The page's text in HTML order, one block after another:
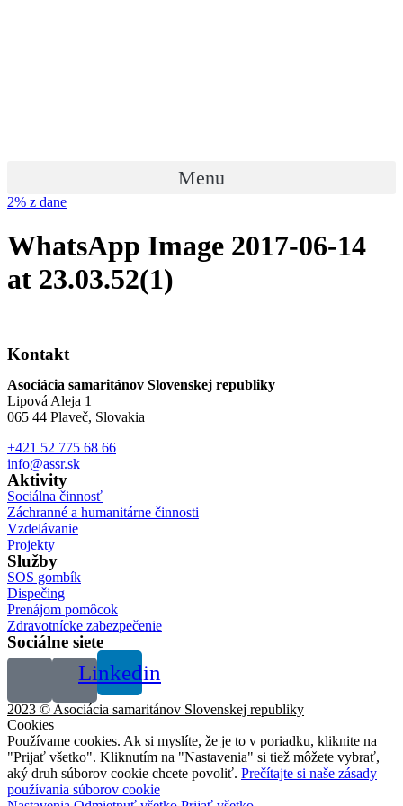
Menu
2% z dane
WhatsApp Image 2017-06-14
at 23.03.52(1)
Kontakt
Asociácia samaritánov Slovenskej republiky
Lipová Aleja 1
065 44 Plaveč, Slovakia
+421 52 775 68 66
info@assr.sk
Aktivity
Sociálna činnosť
Záchranné a humanitárne činnosti
Vzdelávanie
Projekty
Služby
SOS gombík
Dispečing
Prenájom pomôcok
Zdravotnícke zabezpečenie
Sociálne siete
Linkedin
2023 © Asociácia samaritánov Slovenskej republiky
Cookies
Používame cookies. Ak si myslíte, že je to v poriadku, kliknite na
"Prijať všetko". Kliknutím na "Nastavenia" si tiež môžete vybrať,
aký druh súborov cookie chcete povoliť. Prečítajte si naše zásady
používania súborov cookie